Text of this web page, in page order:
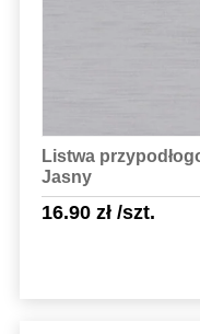
Listwa
Jasny
16.90 zł/szt.